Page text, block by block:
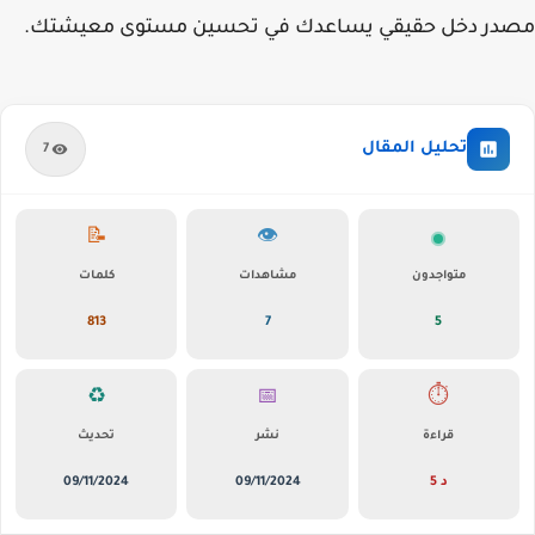
مصدر دخل حقيقي يساعدك في تحسين مستوى معيشتك.
تحليل المقال 7
متواجدون
5
👁️
مشاهدات
7
📝
كلمات
813
⏱️
قراءة
5 د
📅
نشر
09/11/2024
♻️
تحديث
09/11/2024